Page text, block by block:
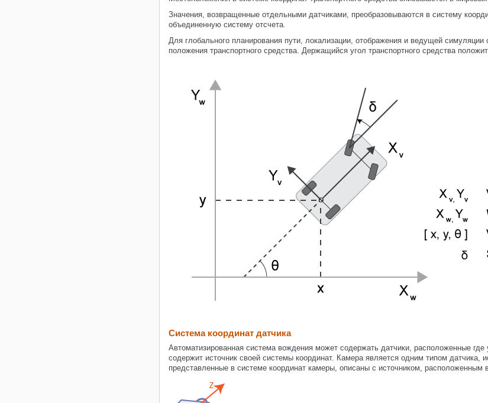
Значения, возвращенные отдельными датчиками, преобразовываются в систему
объединенную систему отсчета.
Для глобального планирования пути, локализации, отображения и ведущей
положения транспортного средства. Держащийся угол транспортного средства
Система координат датчика
Автоматизированная система вождения может содержать датчики, расположенные
содержит источник своей системы координат. Камера является одним типом датчика,
представленные в системе координат камеры, описаны с источником, расположенным